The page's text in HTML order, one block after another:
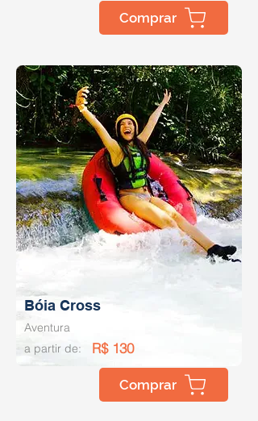
Comprar
Bóia Cross
Aventura
Comprar
a partir de: R$ 130